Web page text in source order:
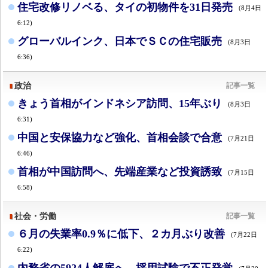
住宅改修リノベる、タイの初物件を31日発売 (8月4日
6:12)
グローバルインク、日本でＳＣの住宅販売 (8月3日
6:36)
政治 記事一覧
きょう首相がインドネシア訪問、15年ぶり (8月3日
6:31)
中国と安保協力など強化、首相会談で合意 (7月21日
6:46)
首相が中国訪問へ、先端産業など投資誘致 (7月15日
6:58)
社会・労働 記事一覧
６月の失業率0.9％に低下、２カ月ぶり改善 (7月22日
6:22)